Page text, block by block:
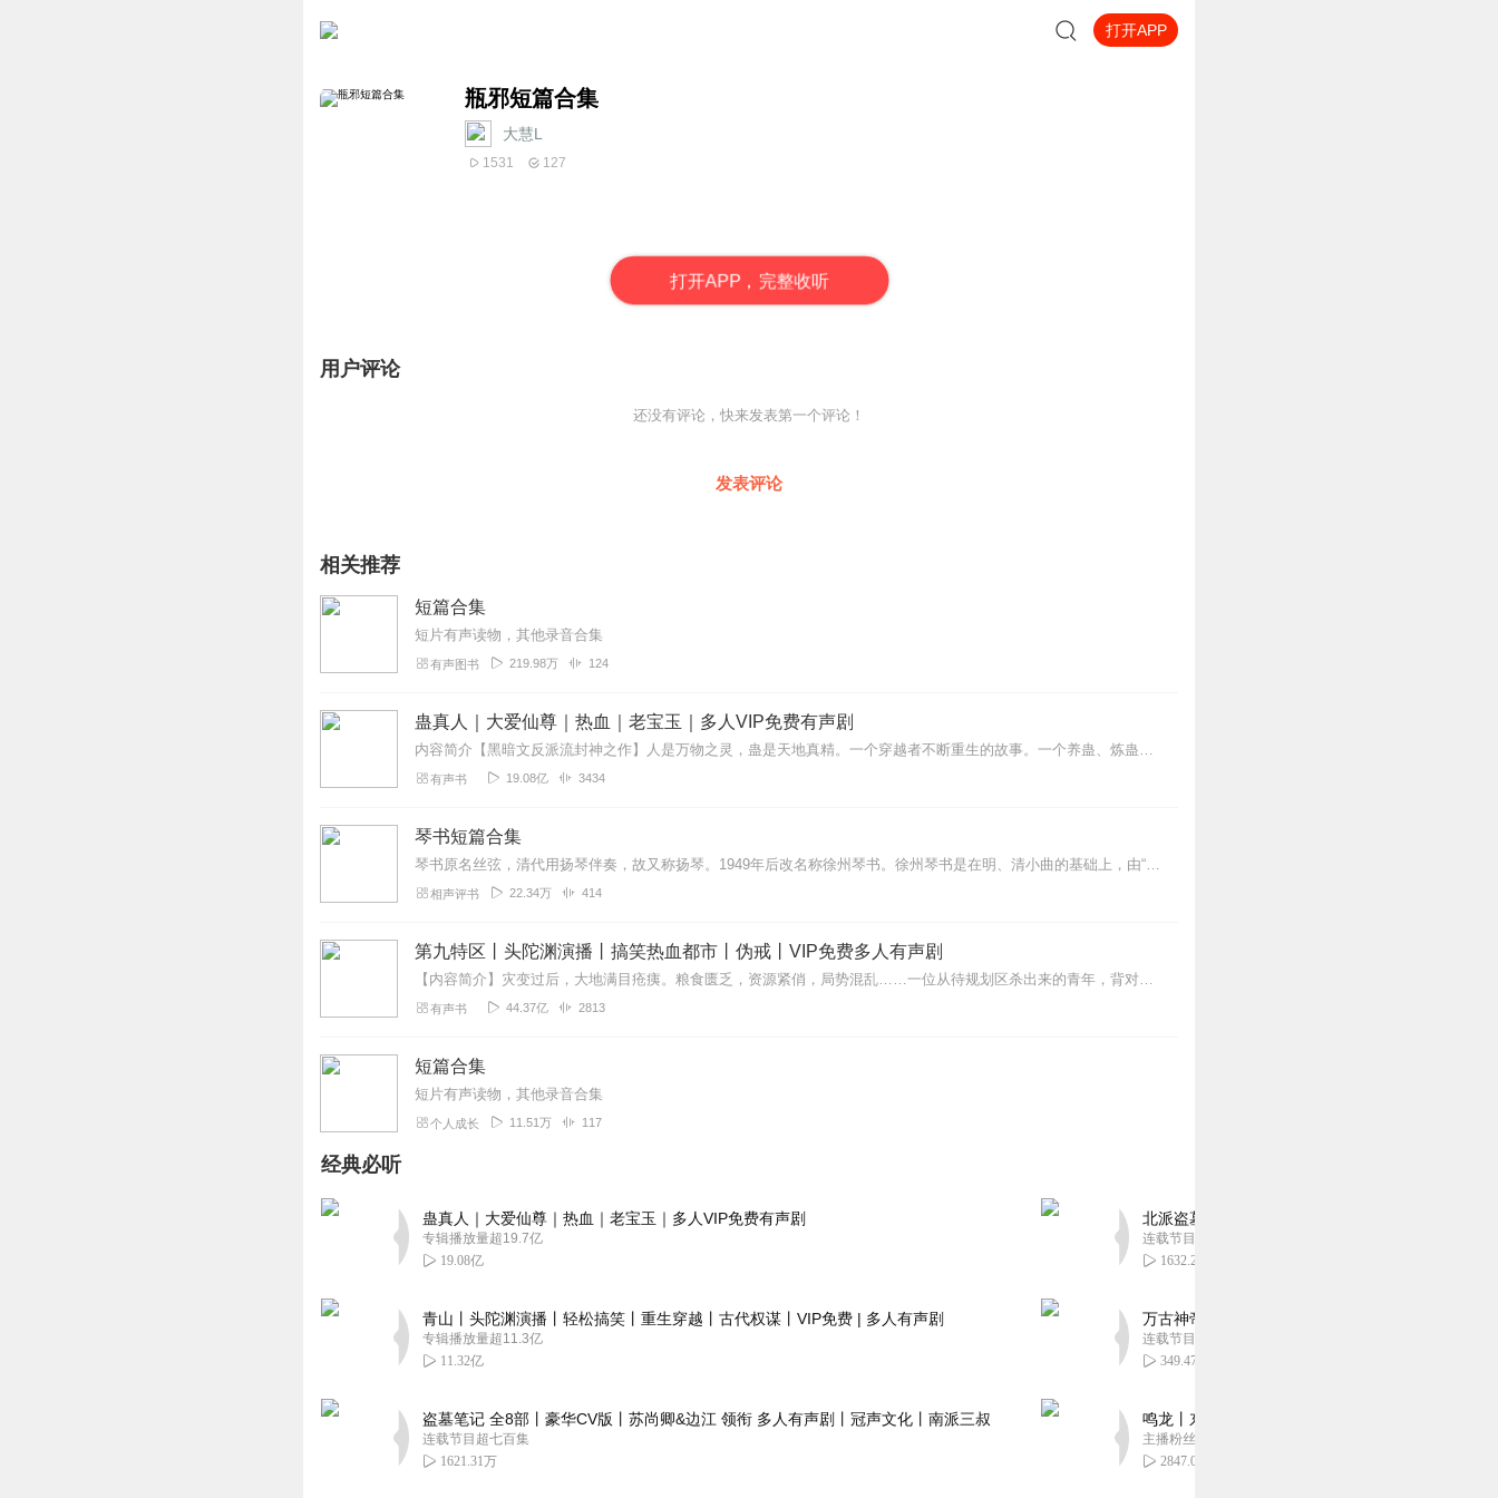
打开APP
瓶邪短篇合集
大慧L
1531 127
打开APP，完整收听
用户评论
还没有评论，快来发表第一个评论！
发表评论
相关推荐
短篇合集
短片有声读物，其他录音合集
有声图书 219.98万 124
蛊真人｜大爱仙尊｜热血｜老宝玉｜多人VIP免费有声剧
内容简介【黑暗文反派流封神之作】人是万物之灵，蛊是天地真精。一个穿越者不断重生的故事。一个养蛊、炼蛊、用蛊的奇特世界。配音组（男角色）老宝玉旁白...
有声书 19.08亿 3434
琴书短篇合集
琴书原名丝弦，清代用扬琴伴奏，故又称扬琴。1949年后改名称徐州琴书。徐州琴书是在明、清小曲的基础上，由“小曲儿”、“小吹儿”、“唱曲儿”、“唱孩子”等一步步演...
相声评书 22.34万 414
第九特区丨头陀渊演播丨搞笑热血都市丨伪戒丨VIP免费多人有声剧
【内容简介】灾变过后，大地满目疮痍。粮食匮乏，资源紧俏，局势混乱……一位从待规划区杀出来的青年，背对着漫天黄沙，孤身来到九区谋生，却不曾想偶然结识三五好友，一念...
有声书 44.37亿 2813
短篇合集
短片有声读物，其他录音合集
个人成长 11.51万 117
经典必听
蛊真人｜大爱仙尊｜热血｜老宝玉｜多人VIP免费有声剧
专辑播放量超19.7亿
19.08亿
青山丨头陀渊演播丨轻松搞笑丨重生穿越丨古代权谋丨VIP免费 | 多人有声剧
专辑播放量超11.3亿
11.32亿
盗墓笔记 全8部丨豪华CV版丨苏尚卿&边江 领衔 多人有声剧丨冠声文化丨南派三叔
连载节目超七百集
1621.31万
北派盗墓笔记丨头陀渊出品丨悬疑灵异丨摸金校尉
连载节目超四百集
1632.29万
万古神帝丨玄幻丨热血丨紫襟团队演播丨多人有声
连载节目超二百集
349.47万
鸣龙丨东方玄幻丨紫襟团队丨轻松搞笑丨多人有声
主播粉丝2836万
2847.06万